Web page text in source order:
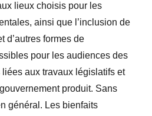
lieux choisis pour les
ainsi que l’inclusion de
d’autres formes de
pour les audiences des
aux travaux législatifs et
produit. Sans
général. Les bienfaits